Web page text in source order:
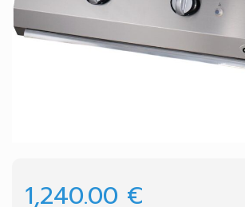
1,240.00 €